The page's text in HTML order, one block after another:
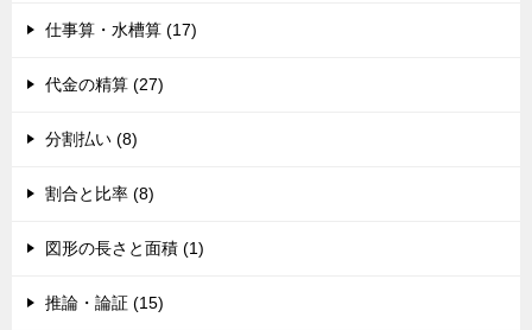
仕事算・水槽算 (17)
代金の精算 (27)
分割払い (8)
割合と比率 (8)
図形の長さと面積 (1)
推論・論証 (15)